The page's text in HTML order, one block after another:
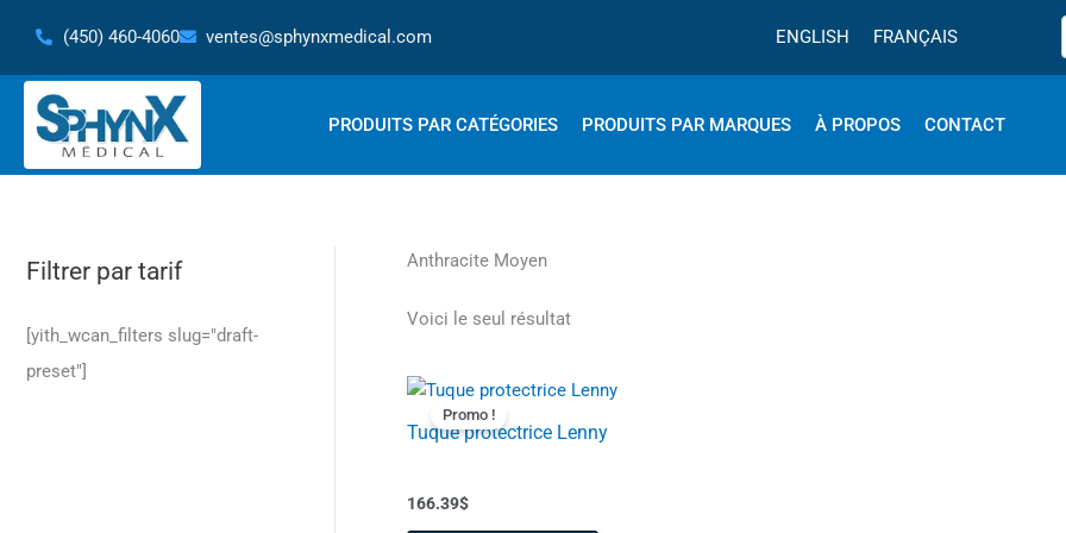
contenu
(450) 460-4060 ventes@sphynxmedical.com ENGLISH FRANÇAIS
PRODUITS PAR CATÉGORIES PRODUITS PAR MARQUES À PROPOS CONTACT
Filtrer par tarif
[yith_wcan_filters slug="draft-
preset"]
Anthracite Moyen
Voici le seul résultat
Promo !
Tuque protectrice Lenny
166.39$
Ce
a